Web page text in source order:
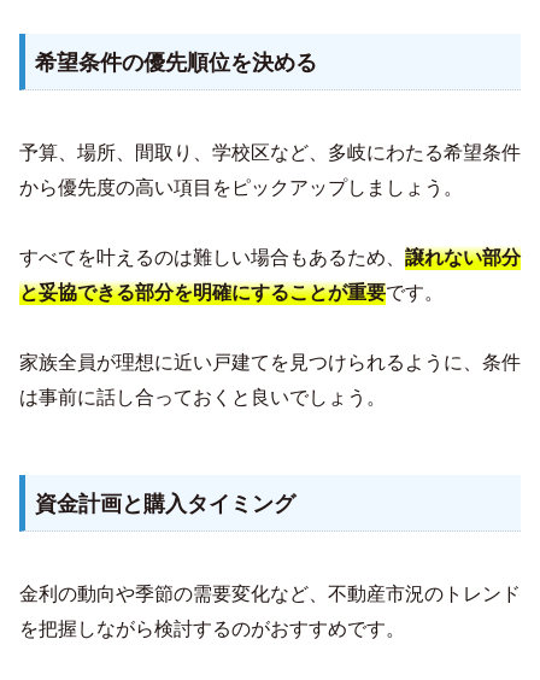
希望条件の優先順位を決める
予算、場所、間取り、学校区など、多岐にわたる希望条件
から優先度の高い項目をピックアップしましょう。
すべてを叶えるのは難しい場合もあるため、 譲れない部分
と妥協できる部分を明確にすることが重要です。
家族全員が理想に近い戸建てを見つけられるように、条件
は事前に話し合っておくと良いでしょう。
資金計画と購入タイミング
金利の動向や季節の需要変化など、不動産市況のトレンド
を把握しながら検討するのがおすすめです。